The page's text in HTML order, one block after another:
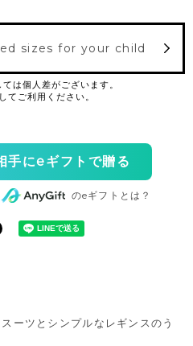
sizes for your child
手にeギフトで贈る
のeギフトとは？
ーツとシンプルなレギンスのう